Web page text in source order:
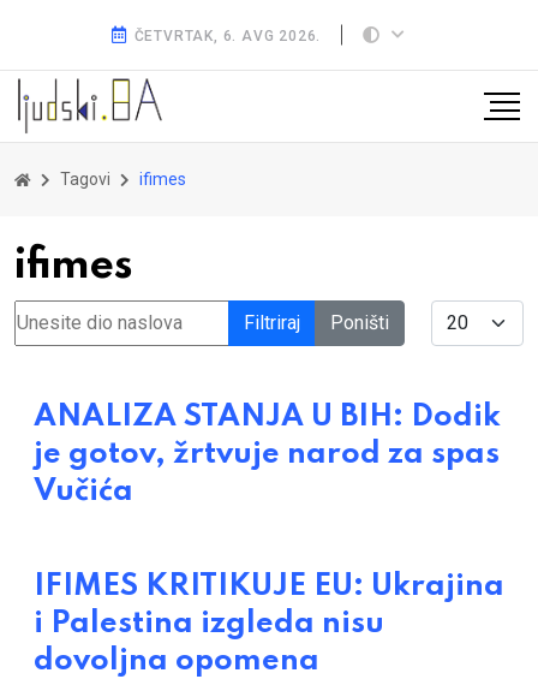
ČETVRTAK, 6. AVG 2026.
Tagovi ifimes
ifimes
Unesite dio naslova Filtriraj Poništi Display #
ANALIZA STANJA U BIH: Dodik
je gotov, žrtvuje narod za spas
Vučića
IFIMES KRITIKUJE EU: Ukrajina
i Palestina izgleda nisu
dovoljna opomena